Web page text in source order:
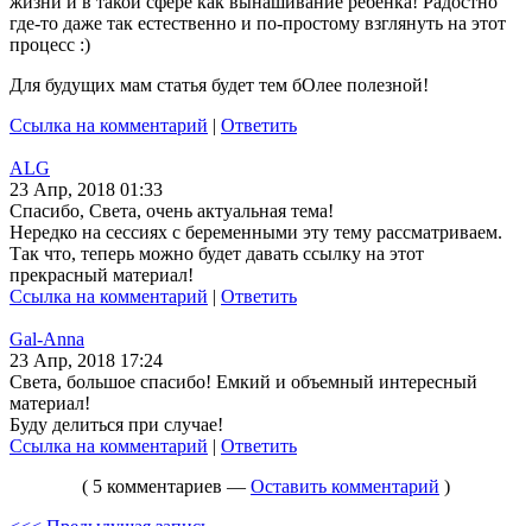
где-то даже так естественно и по-простому взглянуть на этот
процесс :)
Для будущих мам статья будет тем бОлее полезной!
Ссылка на комментарий | Ответить
ALG
23 Апр, 2018 01:33
Спасибо, Света, очень актуальная тема!
Нередко на сессиях с беременными эту тему рассматриваем.
Так что, теперь можно будет давать ссылку на этот
прекрасный материал!
Ссылка на комментарий | Ответить
Gal-Anna
23 Апр, 2018 17:24
Света, большое спасибо! Емкий и объемный интересный
материал!
Буду делиться при случае!
Ссылка на комментарий | Ответить
( 5 комментариев — Оставить комментарий )